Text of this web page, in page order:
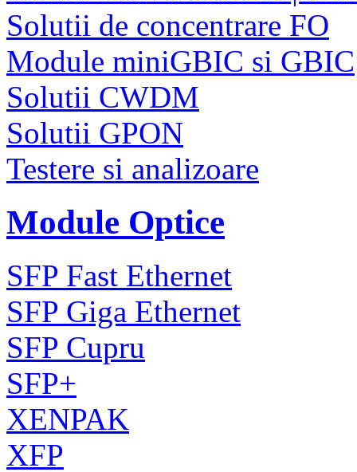
Solutii de concentrare FO
Module miniGBIC si GBIC
Solutii CWDM
Solutii GPON
Testere si analizoare
Module Optice
SFP Fast Ethernet
SFP Giga Ethernet
SFP Cupru
SFP+
XENPAK
XFP